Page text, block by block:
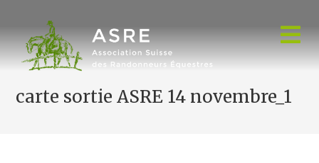
content
carte sortie ASRE 14 novembre_1